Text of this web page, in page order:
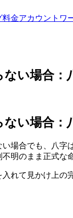
料金アカウント ワ
ない場合：
ない場合：
場合でも、八
明のまま正式な
れて見かけ上の